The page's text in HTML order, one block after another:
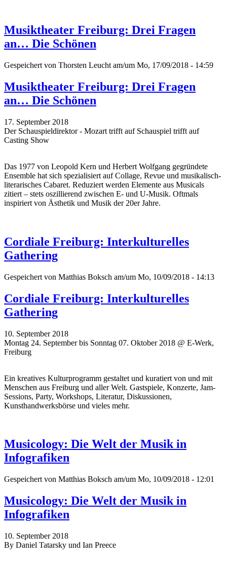
Musiktheater Freiburg: Drei Fragen
an… Die Schönen
Gespeichert von Thorsten Leucht am/um Mo, 17/09/2018 - 14:59
Musiktheater Freiburg: Drei Fragen
an… Die Schönen
17. September 2018
Der Schauspieldirektor - Mozart trifft auf Schauspiel trifft auf
Casting Show
Das 1977 von Leopold Kern und Herbert Wolfgang gegründete
Ensemble hat sich spezialisiert auf Collage, Revue und musikalisch-
literarisches Cabaret. Reduziert werden Elemente aus Musicals
zitiert – stets oszillierend zwischen E- und U-Musik. Oftmals
inspiriert von Ästhetik und Musik der 20er Jahre.
Cordiale Freiburg: Interkulturelles
Gathering
Gespeichert von Matthias Boksch am/um Mo, 10/09/2018 - 14:13
Cordiale Freiburg: Interkulturelles
Gathering
10. September 2018
Montag 24. September bis Sonntag 07. Oktober 2018 @ E-Werk,
Freiburg
Ein kreatives Kulturprogramm gestaltet und kuratiert von und mit
Menschen aus Freiburg und aller Welt. Gastspiele, Konzerte, Jam-
Sessions, Party, Workshops, Literatur, Diskussionen,
Kunsthandwerksbörse und vieles mehr.
Musicology: Die Welt der Musik in
Infografiken
Gespeichert von Matthias Boksch am/um Mo, 10/09/2018 - 12:01
Musicology: Die Welt der Musik in
Infografiken
10. September 2018
By Daniel Tatarsky und Ian Preece